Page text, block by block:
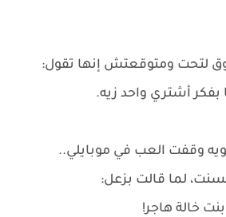
لتحت ومتوقعتش إنها تقول:
أشتري واحد زيه.
وقفت العب في موبايلي..
لما قالت بزعل:
خالة هاجر!